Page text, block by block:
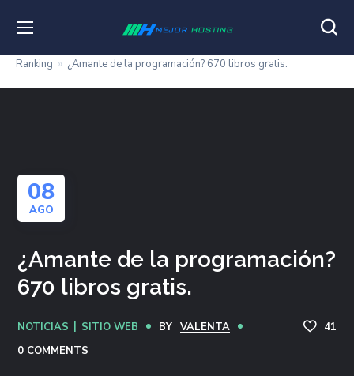
Ranking » ¿Amante de la programación? 670 libros gratis.
08
AGO
¿Amante de la programación?
670 libros gratis.
NOTICIAS SITIO WEB BY VALENTA
0 COMMENTS
41